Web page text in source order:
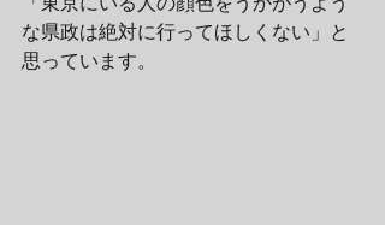
な県政は絶対に行ってほしくない」と
思っています。